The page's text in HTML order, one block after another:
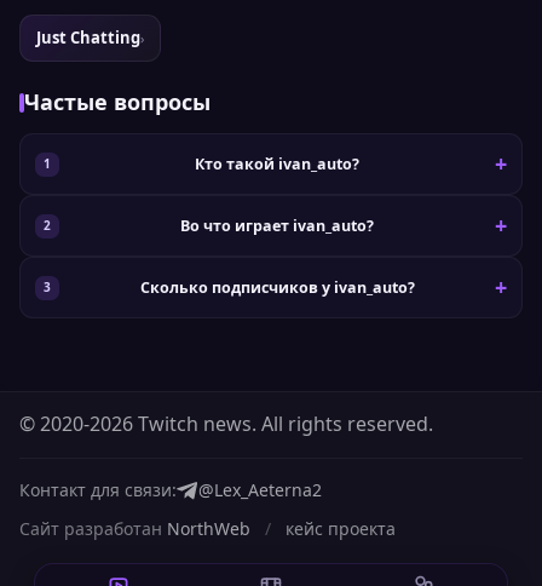
Just Chatting›
Частые вопросы
Кто такой ivan_auto?
Во что играет ivan_auto?
Сколько подписчиков у ivan_auto?
© 2020-2026 Twitch news. All rights reserved.
Контакт для связи:
@Lex_Aeterna2
Сайт разработан NorthWeb / кейс проекта